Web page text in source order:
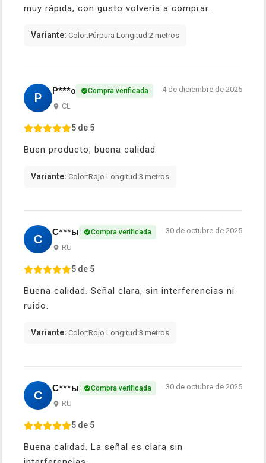
muy rápida, con gusto volvería a comprar.
Variante: Color:Púrpura Longitud:2 metros
P P***o Compra verificada
CL
4 de diciembre de 2025
5 de 5
Buen producto, buena calidad
Variante: Color:Rojo Longitud:3 metros
С С***ы Compra verificada
RU
30 de octubre de 2025
5 de 5
Buena calidad. Señal clara, sin interferencias ni
ruido.
Variante: Color:Rojo Longitud:3 metros
С С***ы Compra verificada
RU
30 de octubre de 2025
5 de 5
Buena calidad. La señal es clara sin